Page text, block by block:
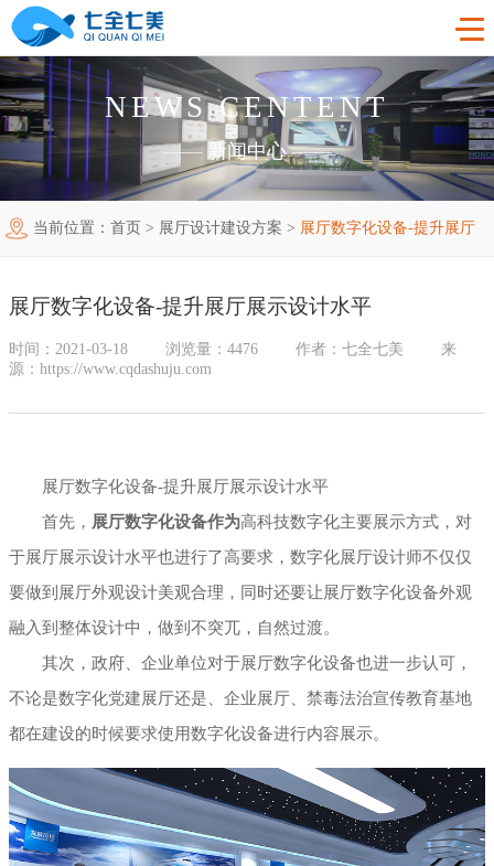
首页
工程案例
法制教育基地
智慧农业项目
产品中心
展厅多媒体设备
企业文化
NEWS CENTENT
—— 新闻中心 ——
当前位置： 首页 > 展厅设计建设方案 > 展厅数字化设备-提升展厅
展厅数字化设备-提升展厅展示设计水平
时间：2021-03-18 浏览量：4476 作者：七全七美
来
源：https://www.cqdashuju.com
展厅数字化设备-提升展厅展示设计水平
首先， 展厅数字化设备作为高科技数字化主要展示方式，对
于展厅展示设计水平也进行了高要求，数字化展厅设计师不仅仅
要做到展厅外观设计美观合理，同时还要让展厅数字化设备外观
融入到整体设计中，做到不突兀，自然过渡。
其次，政府、企业单位对于展厅数字化设备也进一步认可，
不论是数字化党建展厅还是、企业展厅、禁毒法治宣传教育基地
都在建设的时候要求使用数字化设备进行内容展示。